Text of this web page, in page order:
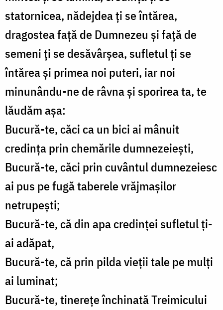
statornicea, nădejdea ți se întărea,
dragostea față de Dumnezeu și față de
semeni ți se desăvârșea, sufletul ți se
întărea și primea noi puteri, iar noi
minunându-ne de râvna și sporirea ta, te
lăudăm așa:
Bucură-te, căci ca un bici ai mânuit
credința prin chemările dumnezeiești,
Bucură-te, căci prin cuvântul dumnezeiesc
ai pus pe fugă taberele vrăjmașilor
netrupești;
Bucură-te, că din apa credinței sufletul ți-
ai adăpat,
Bucură-te, că prin pilda vieții tale pe mulți
ai luminat;
Bucură-te, tinerețe închinată Treimicului